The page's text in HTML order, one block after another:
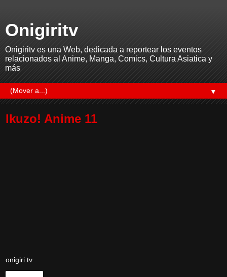
Onigiritv
Onigiritv es una Web, dedicada a reportear los eventos
relacionados al Anime, Manga, Comics, Cultura Asiatica y
más
▼
Ikuzo! Anime 11
onigiri tv